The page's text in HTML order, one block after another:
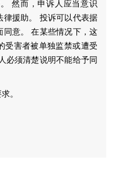
然而，申诉人应当意识
援助。 投诉可以代表据
意。 在某些情况下，这
受害者被单独监禁或遭受
必须清楚说明不能给予同
。